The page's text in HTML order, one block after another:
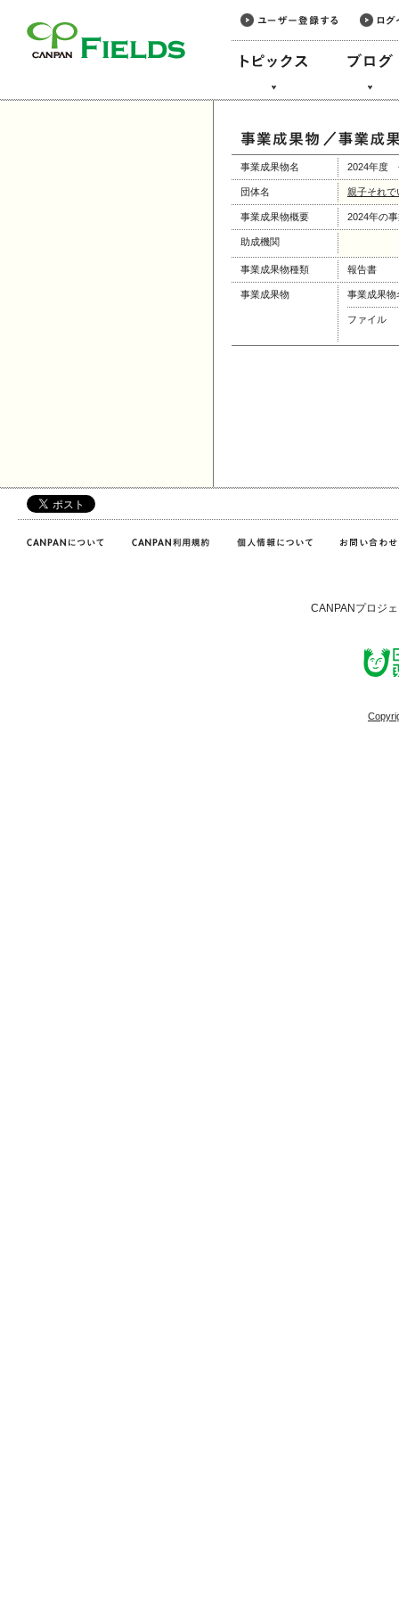
事業成果物名 2024年度
団体名 親子それで
事業成果物概要 2024年の
助成機関
事業成果物種類 報告書
事業成果物 事業成果物
ファイル
CANPANプロジ